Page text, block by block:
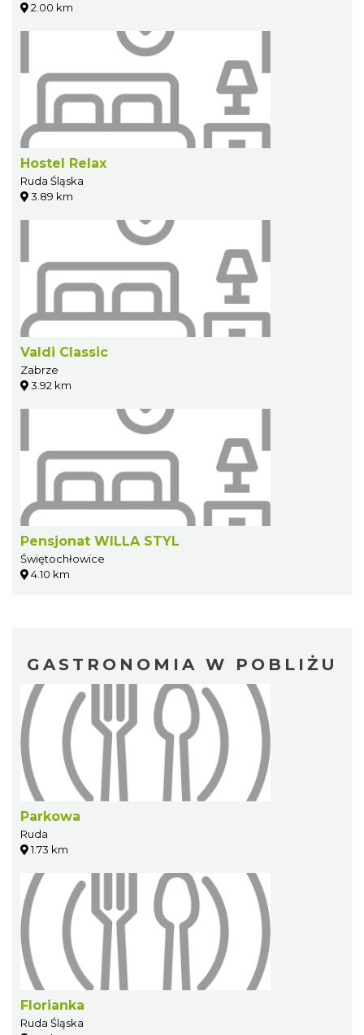
2.00 km
Hostel Relax
Ruda Śląska
3.89 km
Valdi Classic
Zabrze
3.92 km
Pensjonat WILLA STYL
Świętochłowice
4.10 km
GASTRONOMIA W POBLIŻU
Parkowa
Ruda
1.73 km
Florianka
Ruda Śląska